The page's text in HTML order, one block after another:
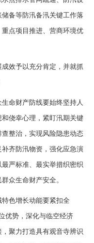
备等防汛备汛关键工作落
点项目推进、营商环境优
效予以充分肯定，并就抓
命财产防线要始终坚持人
侥幸心理，紧盯汛期关键
整治，实现风险隐患动态
齐防汛物资，强化应急演
严标准、最实举措织密织
众生命财产安全。
色增长动能要紧扣全
优势，深化与临空经济
聚力打造具有观音寺辨识